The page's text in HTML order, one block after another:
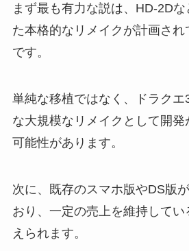
まず最も有力な説は、HD-2D
た本格的なリメイクが計画さ
です。
単純な移植ではなく、ドラクエ
な大規模なリメイクとして開発
可能性があります。
次に、既存のスマホ版やDS版
おり、一定の売上を維持して
えられます。